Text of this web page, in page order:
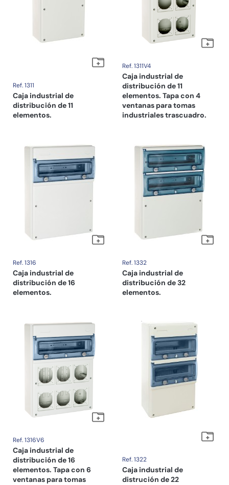
Ref. 1311
Caja industrial de
distribución de 11
elementos.
Ref. 1311V4
Caja industrial de
distribución de 11
elementos. Tapa con 4
ventanas para tomas
industriales trascuadro.
Ref. 1316
Caja industrial de
distribución de 16
elementos.
Ref. 1332
Caja industrial de
distribución de 32
elementos.
Ref. 1316V6
Caja industrial de
distribución de 16
elementos. Tapa con 6
ventanas para tomas
Ref. 1322
Caja industrial de
distrución de 22